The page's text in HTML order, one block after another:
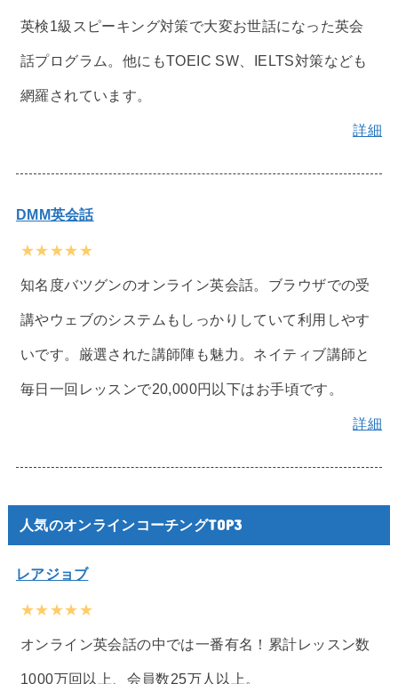
英検1級スピーキング対策で大変お世話になった英会
話プログラム。他にもTOEIC SW、IELTS対策なども
網羅されています。
詳細
DMM英会話
★★★★★
知名度バツグンのオンライン英会話。ブラウザでの受
講やウェブのシステムもしっかりしていて利用しやす
いです。厳選された講師陣も魅力。ネイティブ講師と
毎日一回レッスンで20,000円以下はお手頃です。
詳細
人気のオンラインコーチングTOP3
レアジョブ
★★★★★
オンライン英会話の中では一番有名！累計レッスン数
1000万回以上、会員数25万人以上。